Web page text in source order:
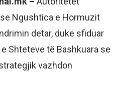
Ngushtica e Hormuzit
detar, duke sfiduar
Shteteve të Bashkuara se
vazhdon